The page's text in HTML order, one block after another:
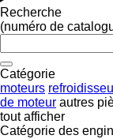
Recherche
(numéro de
Catégorie
moteurs
de moteur autres
tout afficher
Catégorie des